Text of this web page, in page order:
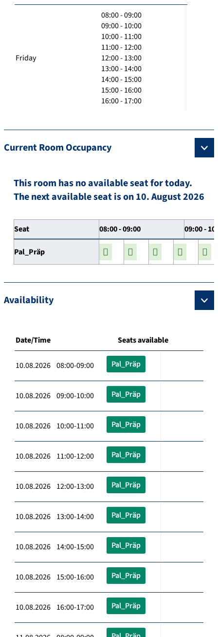
Friday
08:00 - 09:00
09:00 - 10:00
10:00 - 11:00
11:00 - 12:00
12:00 - 13:00
13:00 - 14:00
14:00 - 15:00
15:00 - 16:00
16:00 - 17:00
Current Room Occupancy
This room has no available seat for today.
The next available seat is on 10. August 2026
Seat 08:00 - 09:00 09:00 -
Pal_Präp
Availability
Date/Time Seats available
10.08.2026 08:00-09:00 Pal_Präp
10.08.2026 09:00-10:00 Pal_Präp
10.08.2026 10:00-11:00 Pal_Präp
10.08.2026 11:00-12:00 Pal_Präp
10.08.2026 12:00-13:00 Pal_Präp
10.08.2026 13:00-14:00 Pal_Präp
10.08.2026 14:00-15:00 Pal_Präp
10.08.2026 15:00-16:00 Pal_Präp
10.08.2026 16:00-17:00 Pal_Präp